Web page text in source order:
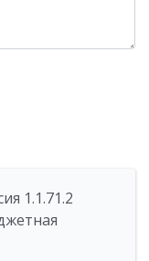
1.1.71.2